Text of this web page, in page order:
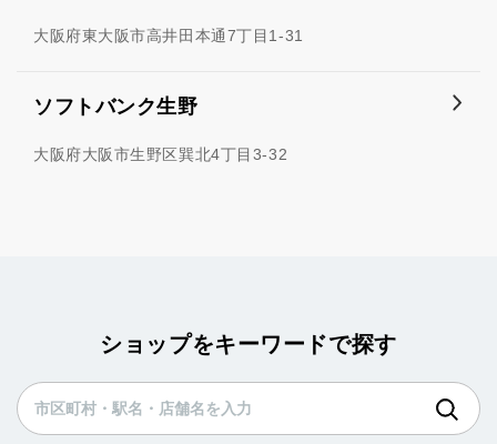
大阪府東大阪市高井田本通7丁目1-31
ソフトバンク生野
大阪府大阪市生野区巽北4丁目3-32
ショップをキーワードで探す